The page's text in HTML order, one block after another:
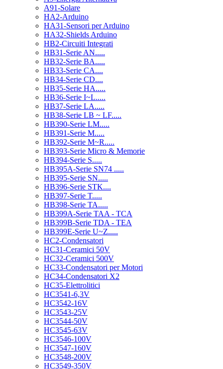
A91-Solare
HA2-Arduino
HA31-Sensori per Arduino
HA32-Shields Arduino
HB2-Circuiti Integrati
HB31-Serie AN.....
HB32-Serie BA.....
HB33-Serie CA....
HB34-Serie CD....
HB35-Serie HA.....
HB36-Serie I~L.....
HB37-Serie LA.....
HB38-Serie LB ~ LF.....
HB390-Serie LM.....
HB391-Serie M.....
HB392-Serie M~R.....
HB393-Serie Micro & Memorie
HB394-Serie S.....
HB395A-Serie SN74 .....
HB395-Serie SN.....
HB396-Serie STK....
HB397-Serie T.....
HB398-Serie TA.....
HB399A-Serie TAA - TCA
HB399B-Serie TDA - TEA
HB399E-Serie U~Z.....
HC2-Condensatori
HC31-Ceramici 50V
HC32-Ceramici 500V
HC33-Condensatori per Motori
HC34-Condensatori X2
HC35-Elettrolitici
HC3541-6,3V
HC3542-16V
HC3543-25V
HC3544-50V
HC3545-63V
HC3546-100V
HC3547-160V
HC3548-200V
HC3549-350V